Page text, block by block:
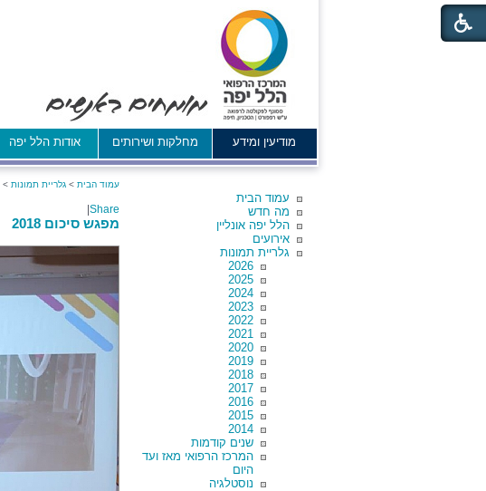
מודיעין ומידע מחלקות ושירותים אודות הלל יפה
עמוד הבית
מה חדש
הלל יפה אונליין
אירועים
גלריית תמונות
2026
2025
2024
2023
2022
2021
2020
2019
2018
2017
2016
2015
2014
שנים קודמות
המרכז הרפואי מאז ועד
היום
נוסטלגיה
עמוד הבית > גלריית תמונות >
Share
מפגש סיכום 2018